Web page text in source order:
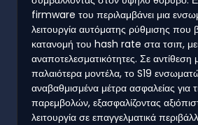
firmware του περιλαμβάνει μια
λειτουργία αυτόματης ρύθμισης που
κατανομή του hash rate στα τσιπ,
αναποτελεσματικότητες. Σε αντίθεση
παλαιότερα μοντέλα, το S19
αναβαθμισμένα μέτρα ασφαλείας για
παρεμβολών, εξασφαλίζοντας
λειτουργία σε επαγγελματικά